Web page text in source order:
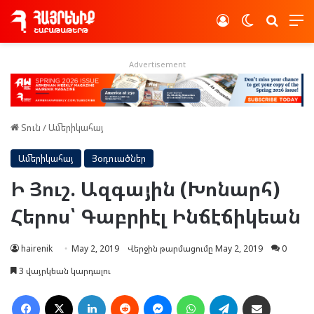
Switch skin
Log In
Advertisement
Տուն /Ամերիկահայ
Ամերիկահայ Յօդուածներ
Ի Յուշ. Ազգային (Խոնարհ)
Հերոս՝ Գաբրիէլ Ինճէճիկեան
hairenik May 2, 2019 Վերջին թարմացումը May 2, 2019
0
3 վայրկեան կարդալու
Facebook LinkedIn Reddit MessengerWhatsAppTelegram